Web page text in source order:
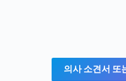
의사 소견서 또